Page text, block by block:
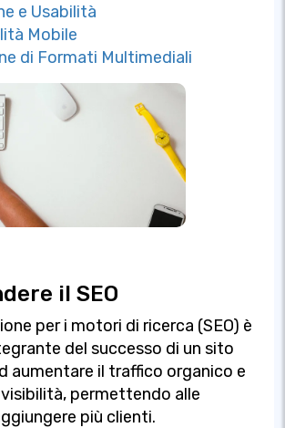
e Usabilità
Mobile
di Formati Multimediali
il SEO
per i motori di ricerca (SEO) è
del successo di un sito
aumentare il traffico organico e
permettendo alle
più clienti.